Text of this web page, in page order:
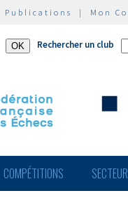
Publications | Mon
Rechercher un club
COMPÉTITIONS